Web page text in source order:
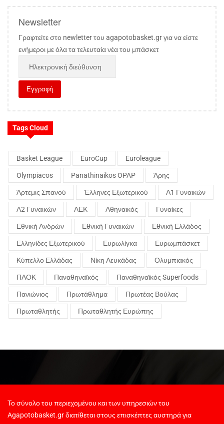
Newsletter
Γραφτείτε στο newletter του agapotobasket.gr για να είστε
ενήμεροι με όλα τα τελευταία νέα του μπάσκετ
Tags Cloud
Basket League EuroCup Euroleague
Olympiacos Panathinaikos OPAP Άρης
Άρτεμις Σπανού Έλληνες Εξωτερικού Α1 Γυναικών
Α2 Γυναικών ΑΕΚ Αθηναικός Γυναίκες
Εθνική Ανδρών Εθνική Γυναικών Εθνική Ελλάδος
Ελληνίδες Εξωτερικού Ευρωλίγκα Ευρωμπάσκετ
Κύπελλο Ελλάδας Νίκη Λευκάδας Ολυμπιακός
ΠΑΟΚ Παναθηναϊκός Παναθηναϊκός Superfoods
Πανιώνιος Πρωτάθλημα Πρωτέας Βούλας
Πρωταθλητής Πρωταθλητής Ευρώπης
Το σύνολο του περιεχομένου και των υπηρεσιών του
Agapotobasket.gr διατίθεται στους επισκέπτες αυστηρά για